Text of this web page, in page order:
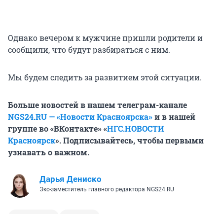
Однако вечером к мужчине пришли родители и
сообщили, что будут разбираться с ним.
Мы будем следить за развитием этой ситуации.
Больше новостей в нашем телеграм-канале
NGS24.RU — «Новости Красноярска»и в нашей
группе во «ВКонтакте» «НГС.НОВОСТИ
Красноярск». Подписывайтесь, чтобы первыми
узнавать о важном.
Дарья Дениско
Экс-заместитель главного редактора NGS24.RU